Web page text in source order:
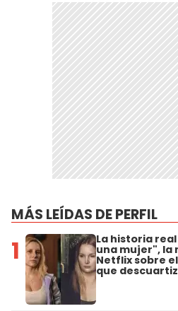
MÁS LEÍDAS DE PERFIL
1 La historia real
una mujer", la
Netflix sobre
que